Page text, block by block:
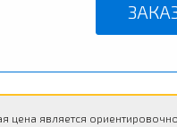
цена является